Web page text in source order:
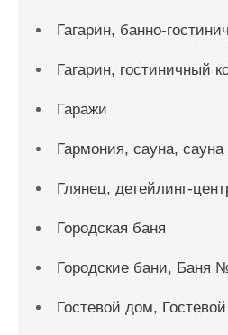
Гагарин, банно-
Гагарин, гостиничный
Гаражи
Гармония, сауна, сауна
Глянец, детейлинг-
Городская баня
Городские бани, Баня
Гостевой дом,